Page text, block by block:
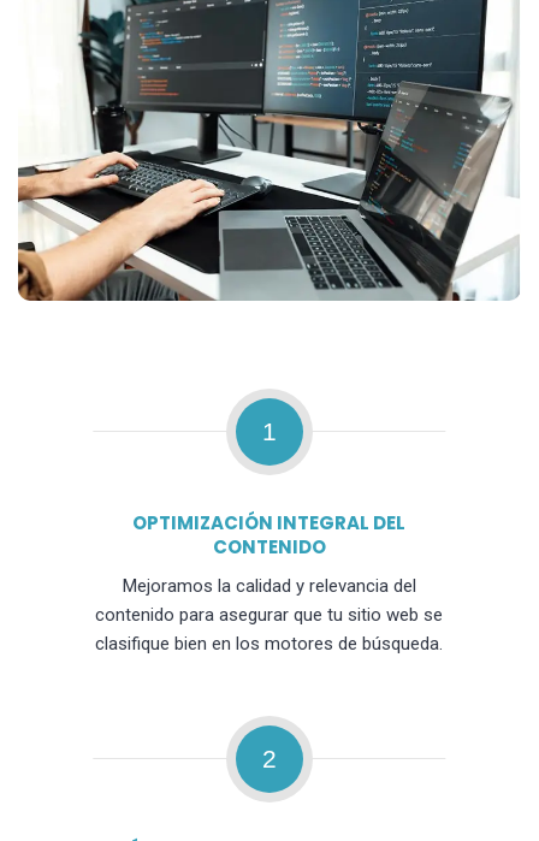
1
OPTIMIZACIÓN INTEGRAL DEL
CONTENIDO
Mejoramos la calidad y relevancia del
contenido para asegurar que tu sitio web se
clasifique bien en los motores de búsqueda.
2